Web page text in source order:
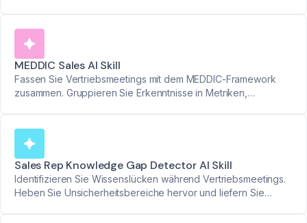
MEDDIC Sales AI Skill
Fassen Sie Vertriebsmeetings mit dem MEDDIC-Framework
zusammen. Gruppieren Sie Erkenntnisse in Metriken,
Sales Rep Knowledge Gap Detector AI Skill
Identifizieren Sie Wissenslücken während Vertriebsmeetings.
Heben Sie Unsicherheitsbereiche hervor und liefern Sie